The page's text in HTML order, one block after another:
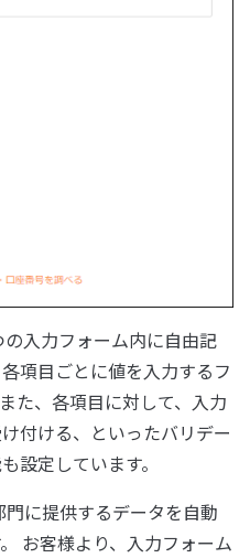
入力フォーム内に自由記
項目ごとに値を入力するフ
た、各項目に対して、入力
付ける、といったバリデー
設定しています。
に提供するデータを自動
お客様より、入力フォーム